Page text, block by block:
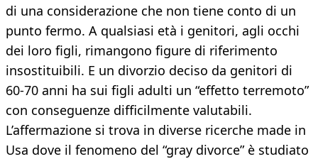
di una considerazione che non tiene conto di un
punto fermo. A qualsiasi età i genitori, agli occhi
dei loro figli, rimangono figure di riferimento
insostituibili. E un divorzio deciso da genitori di
60-70 anni ha sui figli adulti un “effetto terremoto”
con conseguenze difficilmente valutabili.
L’affermazione si trova in diverse ricerche made in
Usa dove il fenomeno del “gray divorce” è studiato